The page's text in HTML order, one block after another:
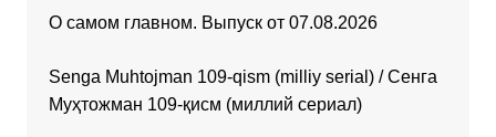
О самом главном. Выпуск от 07.08.2026
Senga Muhtojman 109-qism (milliy serial) / Сенга
Муҳтожман 109-қисм (миллий сериал)